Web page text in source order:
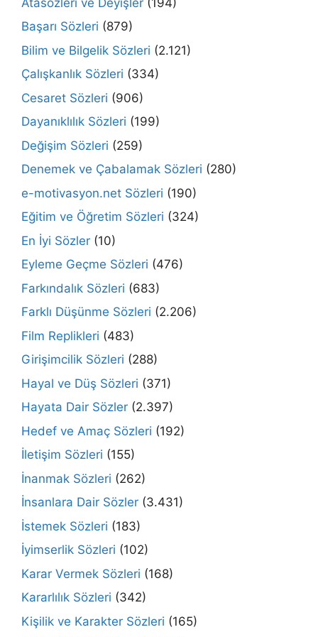
Başarı Sözleri (879)
Bilim ve Bilgelik Sözleri (2.121)
Çalışkanlık Sözleri (334)
Cesaret Sözleri (906)
Dayanıklılık Sözleri (199)
Değişim Sözleri (259)
Denemek ve Çabalamak Sözleri (280)
e-motivasyon.net Sözleri (190)
Eğitim ve Öğretim Sözleri (324)
En İyi Sözler (10)
Eyleme Geçme Sözleri (476)
Farkındalık Sözleri (683)
Farklı Düşünme Sözleri (2.206)
Film Replikleri (483)
Girişimcilik Sözleri (288)
Hayal ve Düş Sözleri (371)
Hayata Dair Sözler (2.397)
Hedef ve Amaç Sözleri (192)
İletişim Sözleri (155)
İnanmak Sözleri (262)
İnsanlara Dair Sözler (3.431)
İstemek Sözleri (183)
İyimserlik Sözleri (102)
Karar Vermek Sözleri (168)
Kararlılık Sözleri (342)
Kişilik ve Karakter Sözleri (165)